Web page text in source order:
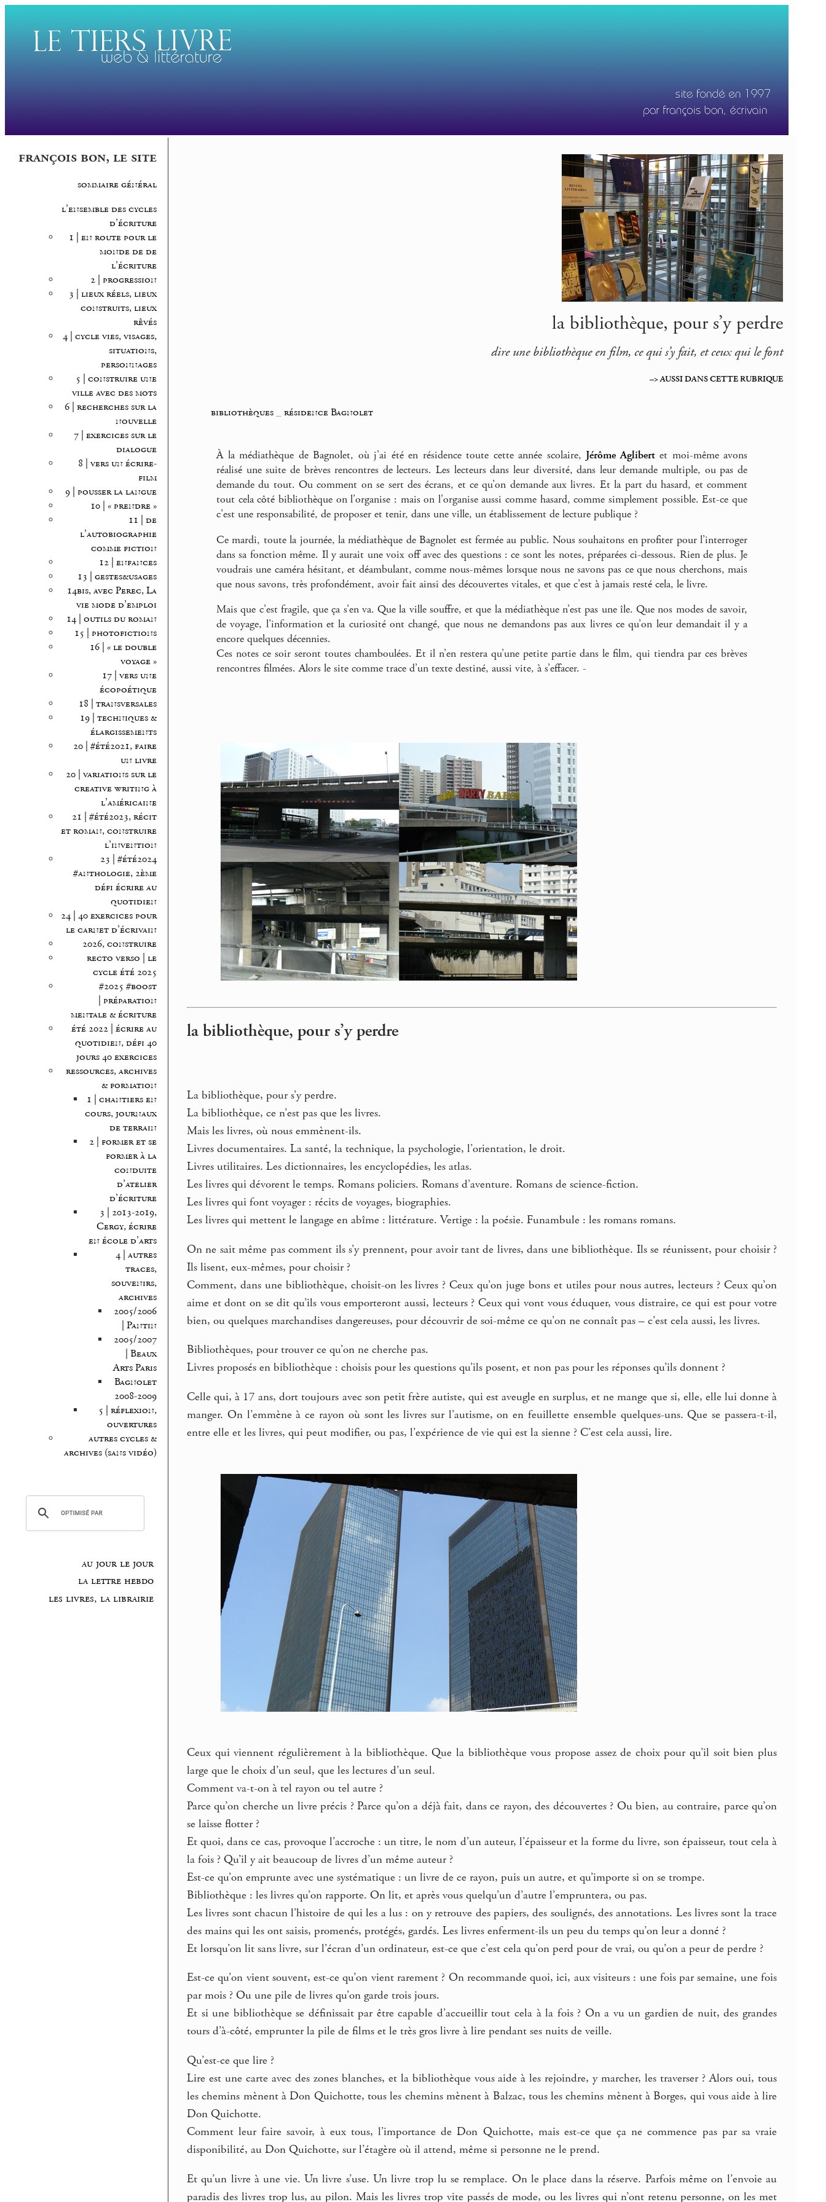
françois bon, le site
sommaire général
l’ensemble des cycles
d’écriture
1 | en route pour le
monde de de
l’écriture
2 | progression
3 | lieux réels, lieux
construits, lieux
rêvés
4 | cycle vies, visages,
situations,
personnages
5 | construire une
ville avec des mots
6 | recherches sur la
nouvelle
7 | exercices sur le
dialogue
8 | vers un écrire-
film
9 | pousser la langue
10 | « prendre »
11 | de
l’autobiographie
comme fiction
12 | enfances
13 | gestes&usages
14bis, avec Perec, La
vie mode d’emploi
14 | outils du roman
15 | photofictions
16 | « le double
voyage »
17 | vers une
écopoétique
18 | transversales
19 | techniques &
élargissements
20 | #été2021, faire
un livre
20 | variations sur le
creative writing à
l’américaine
21 | #été2023, récit
et roman, construire
l’invention
23 | #été2024
#anthologie, 2ème
défi écrire au
quotidien
24 | 40 exercices pour
le carnet d’écrivain
2026, construire
recto verso | le
cycle été 2025
#2025 #boost
| préparation
mentale & écriture
été 2022 | écrire au
quotidien, défi 40
jours 40 exercices
ressources, archives
& formation
1 | chantiers en
cours, journaux
de terrain
2 | former et se
former à la
conduite
d’atelier
d’écriture
3 | 2013-2019,
Cergy, écrire
en école d’arts
4 | autres
traces,
souvenirs,
archives
2005/2006
| Pantin
2005/2007
| Beaux
Arts Paris
Bagnolet
2008-2009
5 | réflexion,
ouvertures
autres cycles &
archives (sans vidéo)
au jour le jour
la lettre hebdo
les livres, la librairie
la bibliothèque, pour s’y perdre
dire une bibliothèque en film, ce qui s’y fait, et ceux qui le font
–> AUSSI DANS CETTE RUBRIQUE
bibliothèques _résidence Bagnolet
À la médiathèque de Bagnolet, où j’ai été en résidence toute cette année scolaire, Jérôme Aglibertet moi-même avons
réalisé une suite de brèves rencontres de lecteurs. Les lecteurs dans leur diversité, dans leur demande multiple, ou pas de
demande du tout. Ou comment on se sert des écrans, et ce qu’on demande aux livres. Et la part du hasard, et comment
tout cela côté bibliothèque on l’organise : mais on l’organise aussi comme hasard, comme simplement possible. Est-ce que
c’est une responsabilité, de proposer et tenir, dans une ville, un établissement de lecture publique ?
Ce mardi, toute la journée, la médiathèque de Bagnolet est fermée au public. Nous souhaitons en profiter pour l’interroger
dans sa fonction même. Il y aurait une voix off avec des questions : ce sont les notes, préparées ci-dessous. Rien de plus. Je
voudrais une caméra hésitant, et déambulant, comme nous-mêmes lorsque nous ne savons pas ce que nous cherchons, mais
que nous savons, très profondément, avoir fait ainsi des découvertes vitales, et que c’est à jamais resté cela, le livre.
Mais que c’est fragile, que ça s’en va. Que la ville souffre, et que la médiathèque n’est pas une île. Que nos modes de savoir,
de voyage, l’information et la curiosité ont changé, que nous ne demandons pas aux livres ce qu’on leur demandait il y a
encore quelques décennies.
Ces notes ce soir seront toutes chamboulées. Et il n’en restera qu’une petite partie dans le film, qui tiendra par ces brèves
rencontres filmées. Alors le site comme trace d’un texte destiné, aussi vite, à s’effacer. -
la bibliothèque, pour s’y perdre
La bibliothèque, pour s’y perdre.
La bibliothèque, ce n’est pas que les livres.
Mais les livres, où nous emmènent-ils.
Livres documentaires. La santé, la technique, la psychologie, l’orientation, le droit.
Livres utilitaires. Les dictionnaires, les encyclopédies, les atlas.
Les livres qui dévorent le temps. Romans policiers. Romans d’aventure. Romans de science-fiction.
Les livres qui font voyager : récits de voyages, biographies.
Les livres qui mettent le langage en abîme : littérature. Vertige : la poésie. Funambule : les romans romans.
On ne sait même pas comment ils s’y prennent, pour avoir tant de livres, dans une bibliothèque. Ils se réunissent, pour choisir ?
Ils lisent, eux-mêmes, pour choisir ?
Comment, dans une bibliothèque, choisit-on les livres ? Ceux qu’on juge bons et utiles pour nous autres, lecteurs ? Ceux qu’on
aime et dont on se dit qu’ils vous emporteront aussi, lecteurs ? Ceux qui vont vous éduquer, vous distraire, ce qui est pour votre
bien, ou quelques marchandises dangereuses, pour découvrir de soi-même ce qu’on ne connaît pas – c’est cela aussi, les livres.
Bibliothèques, pour trouver ce qu’on ne cherche pas.
Livres proposés en bibliothèque : choisis pour les questions qu’ils posent, et non pas pour les réponses qu’ils donnent ?
Celle qui, à 17 ans, dort toujours avec son petit frère autiste, qui est aveugle en surplus, et ne mange que si, elle, elle lui donne à
manger. On l’emmène à ce rayon où sont les livres sur l’autisme, on en feuillette ensemble quelques-uns. Que se passera-t-il,
entre elle et les livres, qui peut modifier, ou pas, l’expérience de vie qui est la sienne ? C’est cela aussi, lire.
Ceux qui viennent régulièrement à la bibliothèque. Que la bibliothèque vous propose assez de choix pour qu’il soit bien plus
large que le choix d’un seul, que les lectures d’un seul.
Comment va-t-on à tel rayon ou tel autre ?
Parce qu’on cherche un livre précis ? Parce qu’on a déjà fait, dans ce rayon, des découvertes ? Ou bien, au contraire, parce qu’on
se laisse flotter ?
Et quoi, dans ce cas, provoque l’accroche : un titre, le nom d’un auteur, l’épaisseur et la forme du livre, son épaisseur, tout cela à
la fois ? Qu’il y ait beaucoup de livres d’un même auteur ?
Est-ce qu’on emprunte avec une systématique : un livre de ce rayon, puis un autre, et qu’importe si on se trompe.
Bibliothèque : les livres qu’on rapporte. On lit, et après vous quelqu’un d’autre l’empruntera, ou pas.
Les livres sont chacun l’histoire de qui les a lus : on y retrouve des papiers, des soulignés, des annotations. Les livres sont la trace
des mains qui les ont saisis, promenés, protégés, gardés. Les livres enferment-ils un peu du temps qu’on leur a donné ?
Et lorsqu’on lit sans livre, sur l’écran d’un ordinateur, est-ce que c’est cela qu’on perd pour de vrai, ou qu’on a peur de perdre ?
Est-ce qu’on vient souvent, est-ce qu’on vient rarement ? On recommande quoi, ici, aux visiteurs : une fois par semaine, une fois
par mois ? Ou une pile de livres qu’on garde trois jours.
Et si une bibliothèque se définissait par être capable d’accueillir tout cela à la fois ? On a vu un gardien de nuit, des grandes
tours d’à-côté, emprunter la pile de films et le très gros livre à lire pendant ses nuits de veille.
Qu’est-ce que lire ?
Lire est une carte avec des zones blanches, et la bibliothèque vous aide à les rejoindre, y marcher, les traverser ? Alors oui, tous
les chemins mènent à Don Quichotte, tous les chemins mènent à Balzac, tous les chemins mènent à Borges, qui vous aide à lire
Don Quichotte.
Comment leur faire savoir, à eux tous, l’importance de Don Quichotte, mais est-ce que ça ne commence pas par sa vraie
disponibilité, au Don Quichotte, sur l’étagère où il attend, même si personne ne le prend.
Et qu’un livre à une vie. Un livre s’use. Un livre trop lu se remplace. On le place dans la réserve. Parfois même on l’envoie au
paradis des livres trop lus, au pilon. Mais les livres trop vite passés de mode, ou les livres qui n’ont retenu personne, on les met